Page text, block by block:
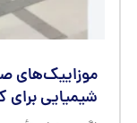
موزاییک‌های
شیمیایی برای